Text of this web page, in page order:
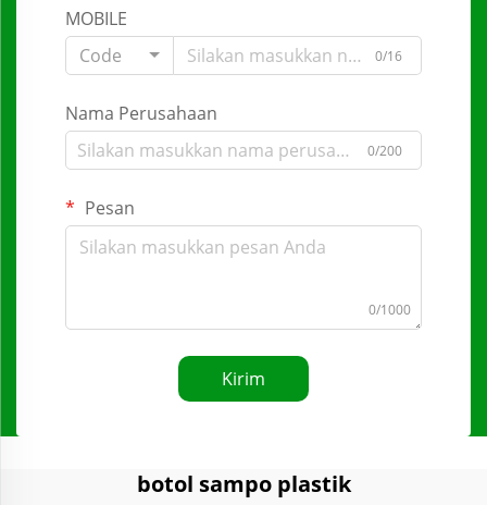
MOBILE
Code
0/16
Nama Perusahaan
0/200
Pesan
0/1000
Kirim
botol sampo plastik